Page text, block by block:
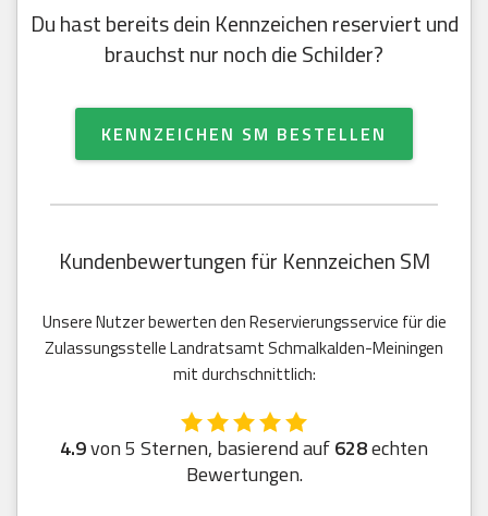
Du hast bereits dein Kennzeichen reserviert und
brauchst nur noch die Schilder?
KENNZEICHEN SM BESTELLEN
Kundenbewertungen für Kennzeichen SM
Unsere Nutzer bewerten den Reservierungsservice für die
Zulassungsstelle Landratsamt Schmalkalden-Meiningen
mit durchschnittlich:
4.9von 5 Sternen, basierend auf628echten
Bewertungen.